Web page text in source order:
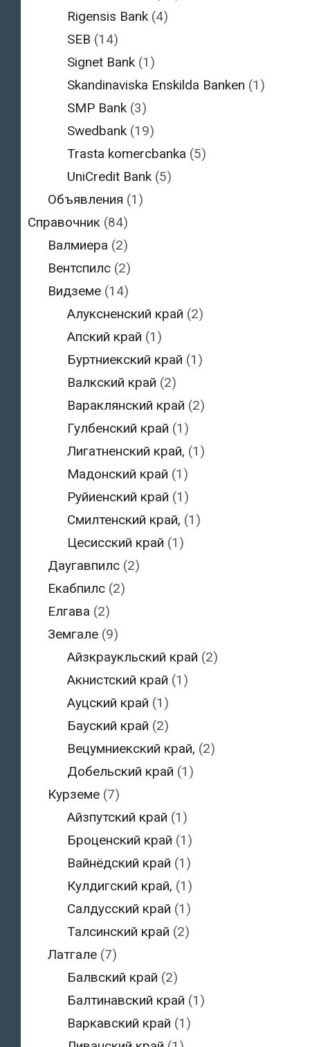
Rigensis Bank (4)
SEB (14)
Signet Bank (1)
Skandinaviska Enskilda Banken (1)
SMP Bank (3)
Swedbank (19)
Trasta komercbanka (5)
UniCredit Bank (5)
Объявления (1)
Справочник (84)
Валмиера (2)
Вентспилс(2)
Видземе(14)
Алуксненский край (2)
Апский край (1)
Буртниекский край (1)
Валкский край (2)
Вараклянский край (2)
Гулбенский край (1)
Лигатненский край, (1)
Мадонский край (1)
Руйиенский край (1)
Смилтенский край, (1)
Цесисский край (1)
Даугавпилс(2)
Екабпилс(2)
Елгава (2)
Земгале(9)
Айзкраукльский край (2)
Акнистский край (1)
Ауцский край (1)
Бауский край (2)
Вецумниекский край, (2)
Добельский край (1)
Курземе(7)
Айзпутский край (1)
Броценский край (1)
Вайнёдский край (1)
Кулдигский край, (1)
Салдусский край (1)
Талсинский край (2)
Латгале(7)
Балвский край (2)
Балтинавский край (1)
Варкавский край (1)